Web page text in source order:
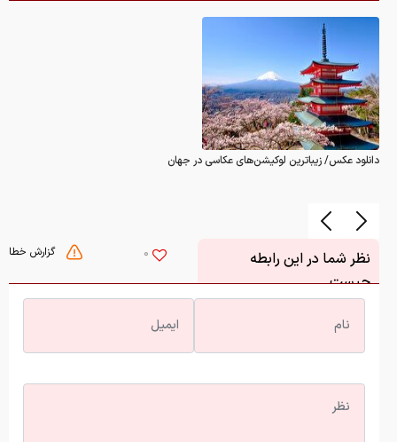
دانلود عکس/ زیباترین لوکیشن‌های عکاسی در جهان
گزارش خطا 0
نظر شما در این رابطه
چیست